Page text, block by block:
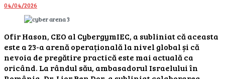
04/04/2026
Ofir Hason, CEO al CybergymIEC, a subliniat că aceasta
este a 23-a arenă operațională la nivel global și că
nevoia de pregătire practică este mai actuală ca
oricând. La rândul său, ambasadorul Israelului în